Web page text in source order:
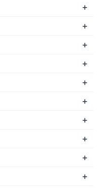
+
+
+
+
+
+
+
+
+
+